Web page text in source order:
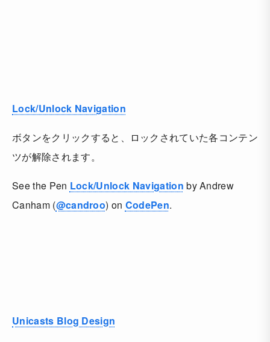
Lock/Unlock Navigation
ボタンをクリックすると、ロックされていた各コンテン
ツが解除されます。
See the Pen Lock/Unlock Navigation by Andrew
Canham (@candroo) on CodePen.
Unicasts Blog Design